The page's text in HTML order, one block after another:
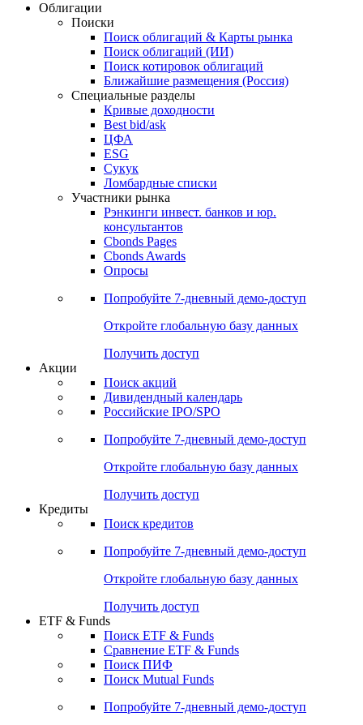
Облигации
Поиски
Поиск облигаций & Карты рынка
Поиск облигаций (ИИ)
Поиск котировок облигаций
Ближайшие размещения (Россия)
Специальные разделы
Кривые доходности
Best bid/ask
ЦФА
ESG
Сукук
Ломбардные списки
Участники рынка
Рэнкинги инвест. банков и юр.
консультантов
Cbonds Pages
Cbonds Awards
Опросы
Попробуйте 7-дневный демо-доступ
Откройте глобальную базу данных
Получить доступ
Акции
Поиск акций
Дивидендный календарь
Российские IPO/SPO
Попробуйте 7-дневный демо-доступ
Откройте глобальную базу данных
Получить доступ
Кредиты
Поиск кредитов
Попробуйте 7-дневный демо-доступ
Откройте глобальную базу данных
Получить доступ
ETF & Funds
Поиск ETF & Funds
Сравнение ETF & Funds
Поиск ПИФ
Поиск Mutual Funds
Попробуйте 7-дневный демо-доступ